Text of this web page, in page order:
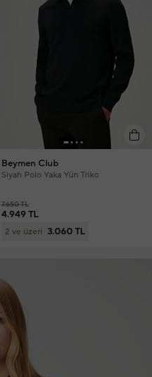
Beymen Club
Siyah Polo Yaka Yün Triko
7.650 TL
4.949 TL
2 ve üzeri 3.060 TL